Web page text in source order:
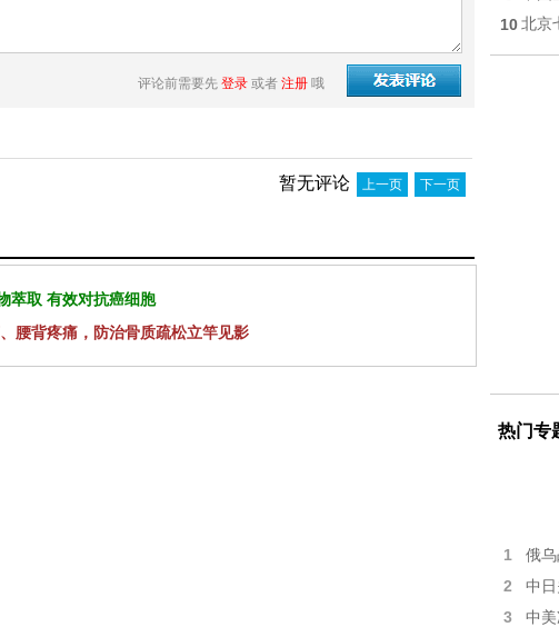
评论前需要先 登录 或者 注册 哦
暂无评论 上一页 下一页
萃取 有效对抗癌细胞
腰背疼痛，防治骨质疏松立竿见影
10 北京
热门专
1 俄
2 中
3 中